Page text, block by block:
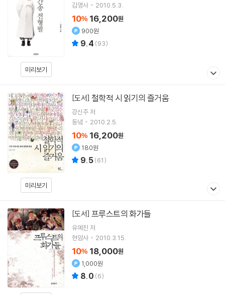
미리보기
김영사
2010.5.3.
10% 16,200원
900원
9.4 (93)
미리보기
[도서] 철학적 시 읽기의 즐거움
강신주저
동녘
2010.2.5.
10% 16,200원
180원
9.5(61)
[도서] 프루스트의 화가들
유예진 저
현암사
2010.3.15.
10% 18,000원
1,000원
8.0 (6)